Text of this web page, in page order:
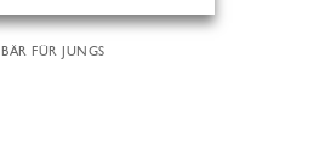
BÄR FÜR JUNGS